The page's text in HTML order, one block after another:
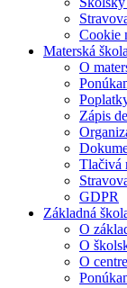
Cookie
Materská škola
O
Zápis
Tlačivá
GDPR
Základná
O
O
O